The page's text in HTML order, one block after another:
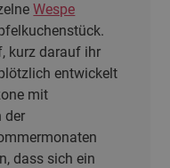
Wespe
kurz darauf ihr
entwickelt
mit
der
dass sich ein